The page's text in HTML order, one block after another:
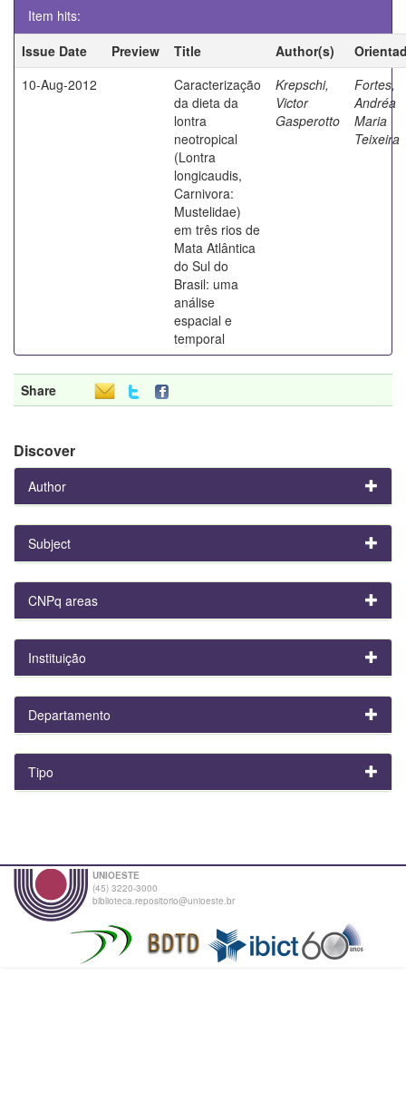
Item hits:
Issue Date
Preview Title Author(s)
10-Aug-2012
Caracterização
da dieta da
lontra
neotropical
(Lontra
longicaudis,
Carnivora:
Mustelidae)
em três rios de
Mata Atlântica
do Sul do
Brasil: uma
análise
espacial e
temporal
Krepschi,
Victor
Gasperotto
Fortes,
Andréa
Maria
Teixeira
Share
Discover
Author
Subject
CNPq areas
Instituição
Departamento
Tipo
UNIOESTE
(45) 3220-3000
biblioteca.repositorio@unioeste.br